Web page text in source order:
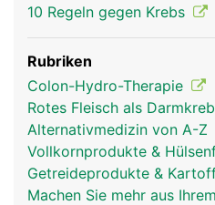
10 Regeln gegen Krebs
Rubriken
Colon-Hydro-Therapie
Rotes Fleisch als
Alternativmedizin von A-Z
Vollkornprodukte &
Getreideprodukte &
Machen Sie mehr aus